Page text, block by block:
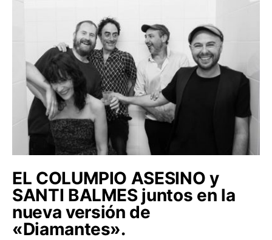
EL COLUMPIO ASESINO y
SANTI BALMES juntos en la
nueva versión de
«Diamantes».